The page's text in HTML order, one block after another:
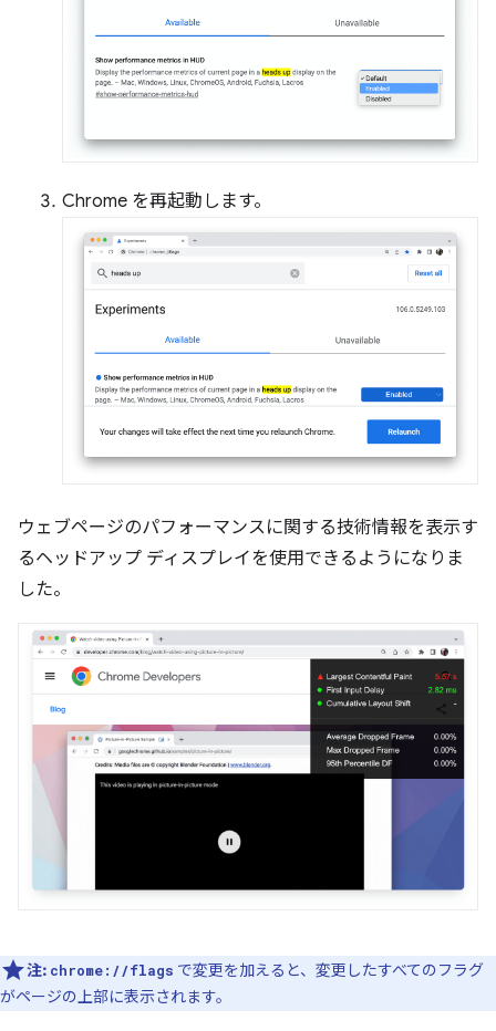
Chrome を再起動します。
ウェブページのパフォーマンスに関する技術情報を表示す
るヘッドアップ ディスプレイを使用できるようになりま
した。
注: chrome://flags で変更を加えると、変更したすべてのフラグ
がページの上部に表示されます。